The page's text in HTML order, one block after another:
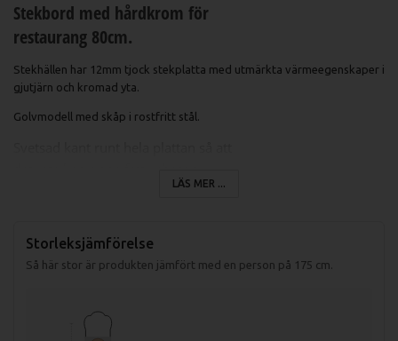
Stekbord med hårdkrom för
restaurang 80cm.
Stekhällen har 12mm tjock stekplatta med utmärkta värmeegenskaper i
gjutjärn och kromad yta.
Golvmodell med skåp i rostfritt stål.
Spillåda för fett på 2,5 liter.
Temperaturområde mellan 50-300°C.
Mått (LxBxH): 800x730x900mm
LÄS MER ...
Storleksjämförelse
Så här stor är produkten jämfört med en person på 175 cm.